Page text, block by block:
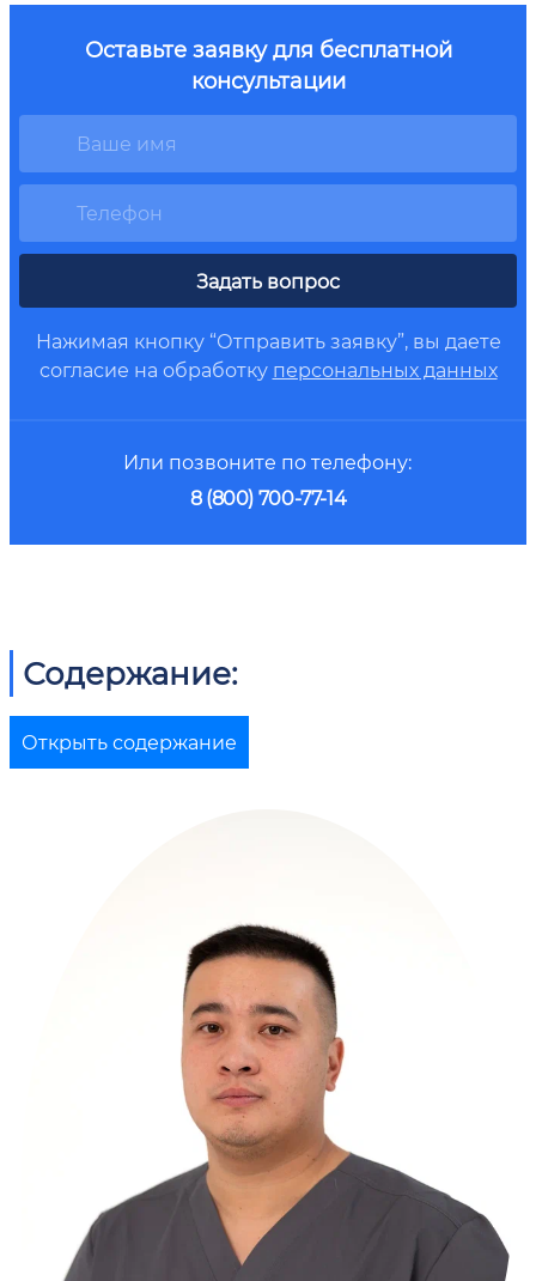
Оставьте заявку для бесплатной
консультации
Задать вопрос
Нажимая кнопку “Отправить заявку”, вы даете
согласие на обработку персональных данных
Или позвоните по телефону:
8 (800) 700-77-14
Содержание:
Открыть содержание